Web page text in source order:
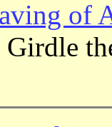
of
Girdle